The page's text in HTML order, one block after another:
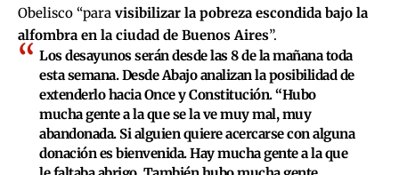
Obelisco “para visibilizar la pobreza escondida bajo la
alfombra en la ciudad de Buenos Aires”.
Los desayunos serán desde las 8 de la mañana toda
esta semana. Desde Abajo analizan la posibilidad de
extenderlo hacia Once y Constitución. “Hubo
mucha gente a la que se la ve muy mal, muy
abandonada. Si alguien quiere acercarse con alguna
donación es bienvenida. Hay mucha gente a la que